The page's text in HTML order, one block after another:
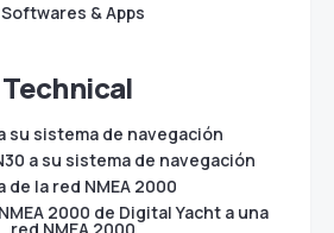
Softwares & Apps
Technical
su sistema de navegación
a su sistema de navegación
de la red NMEA 2000
2000 de Digital Yacht a una